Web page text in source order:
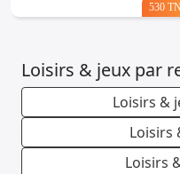
530
Loisirs & jeux par
Loisirs &
Loisirs
Loisirs